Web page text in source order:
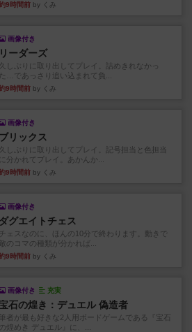
9時間前 by くみ
画像付き
リーダーズ
久しぶりに取り出してプレイ。詰めきれなかっ
た…であっさり追い込まれて負...
9時間前 by くみ
画像付き
ブリックス
久しぶりに取り出してプレイ。記号担当と色担当
に分かれてプレイ。あかんか...
9時間前 by くみ
画像付き
ダグエイトチェス
チェスなのに、ほんの10分で終わります。動きで
敵のコマの種類が分かれば...
9時間前 by くみ
画像付き 充実
宝石の煌き：デュエル 偽造者
筆者が最も好きな2人用ボードゲームである『宝石
の煌めき デュエル』に、...